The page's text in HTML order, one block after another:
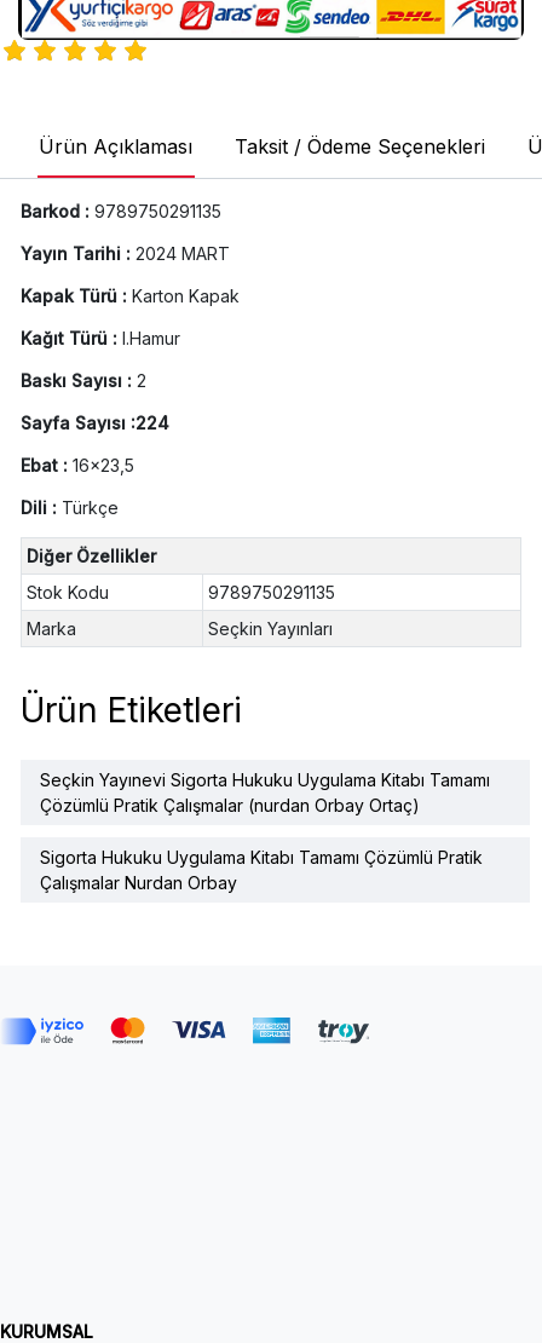
Ürün Açıklaması Taksit / Ödeme Seçenekleri
Barkod : 9789750291135
Yayın Tarihi : 2024 MART
Kapak Türü : Karton Kapak
Kağıt Türü : I.Hamur
Baskı Sayısı : 2
Sayfa Sayısı :224
Ebat : 16x23,5
Dili : Türkçe
Diğer Özellikler
Stok Kodu
9789750291135
Marka
Seçkin Yayınları
Ürün Etiketleri
Seçkin Yayınevi Sigorta Hukuku Uygulama Kitabı Tamamı
Çözümlü Pratik Çalışmalar (nurdan Orbay Ortaç)
Sigorta Hukuku Uygulama Kitabı Tamamı Çözümlü Pratik
Çalışmalar Nurdan Orbay
KURUMSAL